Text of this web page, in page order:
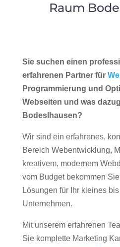
Raum
Sie suchen einen
erfahrenen Partner für
Programmierung und
Webseiten und was
Bodeslhausen?
Wir sind ein erfahrenes,
Bereich Webentwicklung,
kreativem, modernem
vom Budget bekommen
Lösungen für Ihr kleines
Unternehmen.
Mit unserem erfahrenen
Sie komplette Marketing